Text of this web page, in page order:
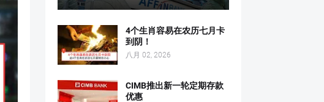
4个生肖容易在农历七月卡
到阴！
八月 02, 2026
CIMB推出新一轮定期存款
优惠